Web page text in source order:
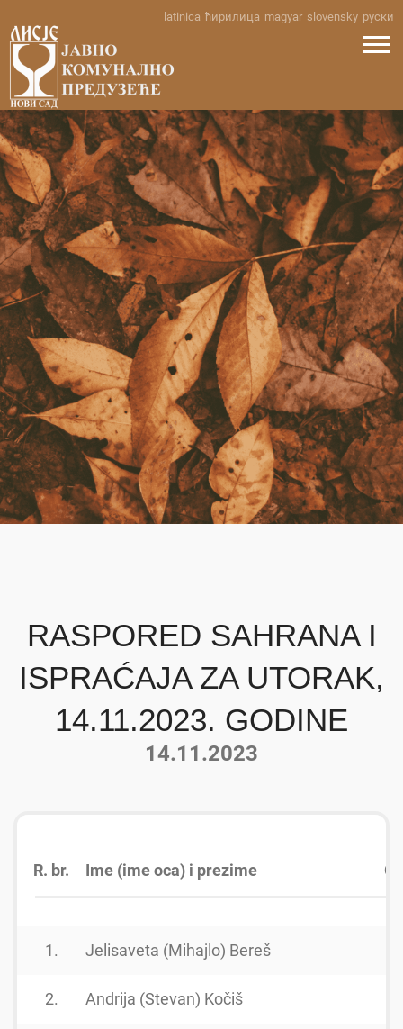
content
latinica ћирилица magyar slovensky руски
RASPORED SAHRANA I
ISPRAĆAJA ZA UTORAK,
14.11.2023. GODINE
14.11.2023
R. br. Ime (ime oca) i prezime
1. Jelisaveta (Mihajlo) Bereš
2. Andrija (Stevan) Kočiš